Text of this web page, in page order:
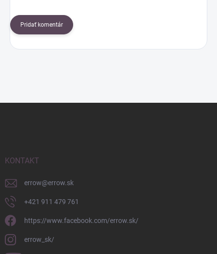
Pridať komentár
KONTAKT
errow@errow.sk
+421 911 479 761
https://www.facebook.com/errow.sk/
errow_sk/